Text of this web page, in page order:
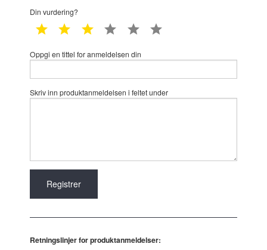
Din vurdering?
1 star 2 star 3 star 4 star 5 star
Oppgi en tittel for anmeldelsen din
Skriv inn produktanmeldelsen i feltet under
Retningslinjer for produktanmeldelser: